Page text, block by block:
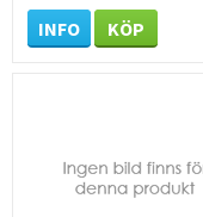
INFO KÖP